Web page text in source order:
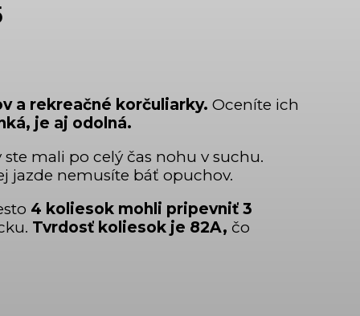
a rekreačné korčuliarky. Oceníte ich
je aj odolná.
mali po celý čas nohu v suchu.
jazde nemusíte báť opuchov.
4 koliesok mohli pripevniť 3
Tvrdosť koliesok je 82A, čo